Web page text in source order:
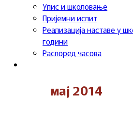
Упис и школовање
Пријемни испит
Реализација наставе у
години
Распоред часова
мај 2014